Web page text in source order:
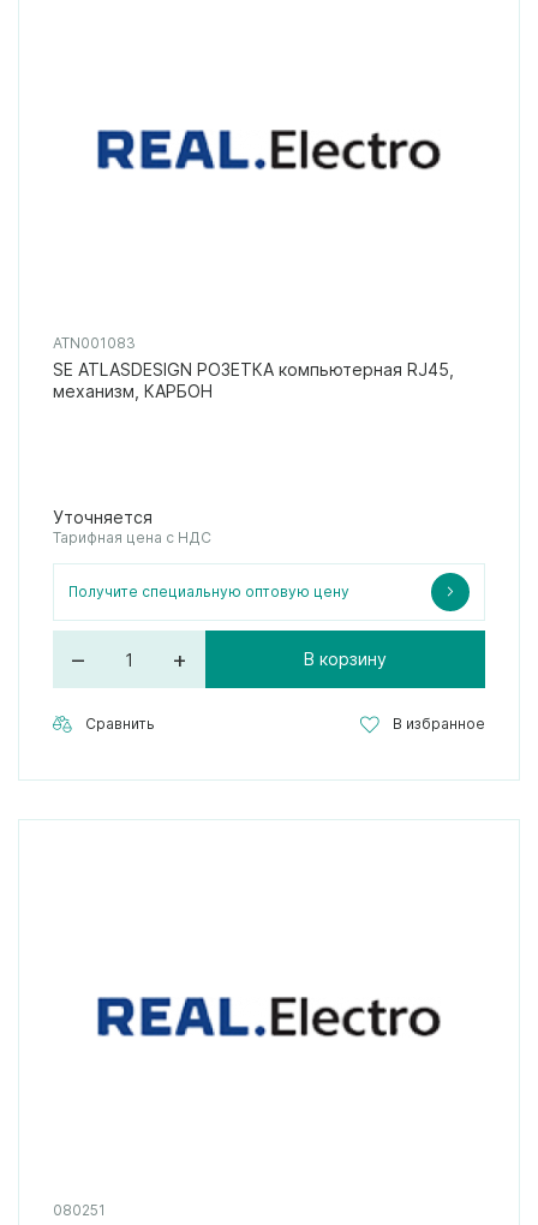
ATN001083
SE ATLASDESIGN РОЗЕТКА компьютерная RJ45,
механизм, КАРБОН
Уточняется
Тарифная цена с НДС
Получите специальную оптовую цену
– + В корзину
Сравнить В избранное
080251